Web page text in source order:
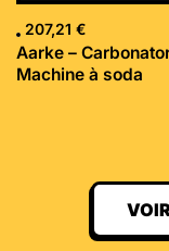
207,21 €
Aarke –
Machine à soda